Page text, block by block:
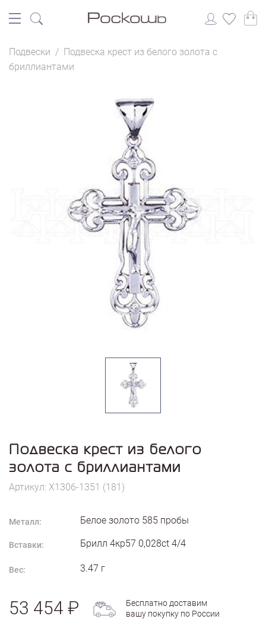
Подвески / Подвеска крест из белого золота с
бриллиантами
Подвеска крест из белого
золота с бриллиантами
Артикул: X1306-1351 (181)
Металл: Белое золото 585 пробы
Вставки: Брилл 4кр57 0,028ct 4/4
Вес: 3.47 г
53 454
Бесплатно доставим
вашу покупку по России